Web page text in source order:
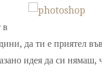
в
да ти е приятел
идея да си нямаш,